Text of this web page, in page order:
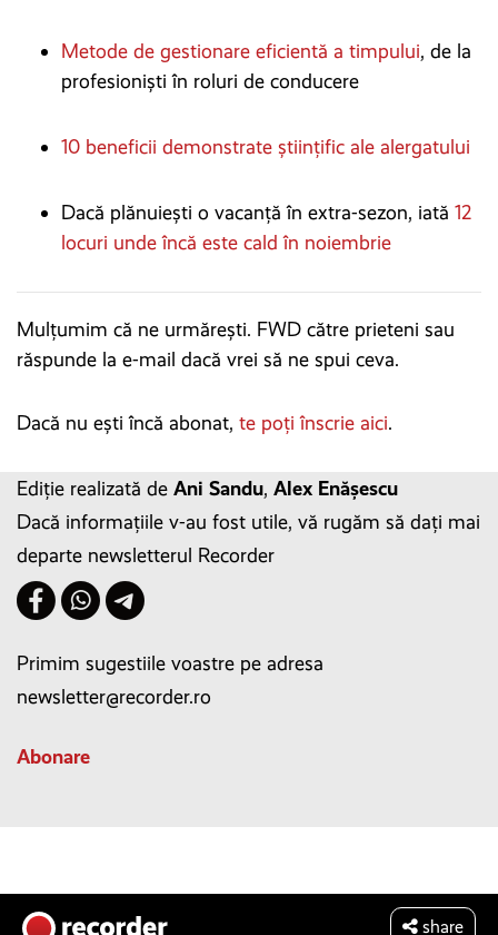
Metode de gestionare eficientă a timpului, de la
profesioniști în roluri de conducere
10 beneficii demonstrate științific ale alergatului
Dacă plănuiești o vacanță în extra-sezon, iată 12
locuri unde încă este cald în noiembrie
Mulțumim că ne urmărești. FWD către prieteni sau
răspunde la e-mail dacă vrei să ne spui ceva.
Dacă nu ești încă abonat, te poți înscrie aici.
Ediție realizată de Ani Sandu, Alex Enășescu
Dacă informațiile v-au fost utile, vă rugăm să dați mai
departe newsletterul Recorder
Primim sugestiile voastre pe adresa
newsletter@recorder.ro
Abonare
share